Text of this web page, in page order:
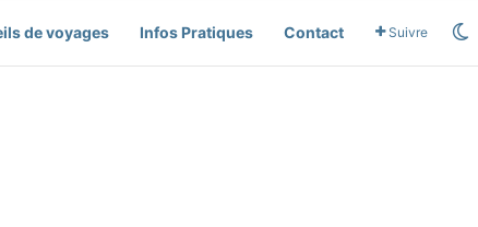
de voyages Infos Pratiques Contact Suivre